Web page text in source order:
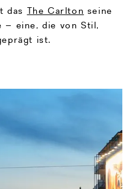
das The Carlton seine
– eine, die von Stil,
ist.